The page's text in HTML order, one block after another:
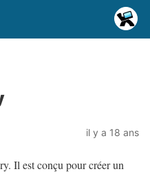
il y a 18 ans
Il est conçu pour créer un